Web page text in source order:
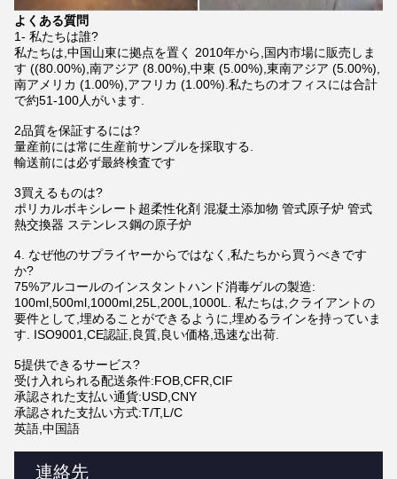
連絡先
よくある質問
1- 私たちは誰?
私たちは,中国山東に拠点を置く 2010年から,国内市場に販売しま
す ((80.00%),南アジア (8.00%),中東 (5.00%),東南アジア (5.00%),
南アメリカ (1.00%),アフリカ (1.00%).私たちのオフィスには合計
で約51-100人がいます.
2品質を保証するには?
量産前には常に生産前サンプルを採取する.
輸送前には必ず最終検査です
3買えるものは?
ポリカルボキシレート超柔性化剤 混凝土添加物 管式原子炉 管式
熱交換器 ステンレス鋼の原子炉
4. なぜ他のサプライヤーからではなく,私たちから買うべきです
か?
75%アルコールのインスタントハンド消毒ゲルの製造:
100ml,500ml,1000ml,25L,200L,1000L. 私たちは,クライアントの
要件として,埋めることができるように,埋めるラインを持っていま
す. ISO9001,CE認証,良質,良い価格,迅速な出荷.
5提供できるサービス?
受け入れられる配送条件:FOB,CFR,CIF
承認された支払い通貨:USD,CNY
承認された支払い方式:T/T,L/C
英語,中国語